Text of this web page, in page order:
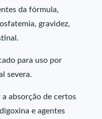
da fórmula,
gravidez,
para uso por
severa.
a absorção de certos
e agentes